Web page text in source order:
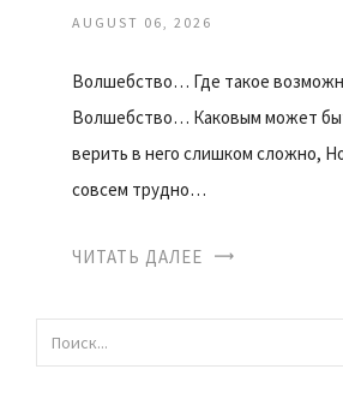
AUGUST 06, 2026
Волшебство… Где такое
Волшебство… Каковым может
верить в него слишком сложно,
совсем трудно…
ЧИТАТЬ ДАЛЕЕ